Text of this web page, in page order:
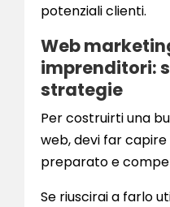
potenziali clienti.
Web
imprenditori:
strategie
Per costruirti una
web, devi far
preparato e
Se riuscirai a farlo